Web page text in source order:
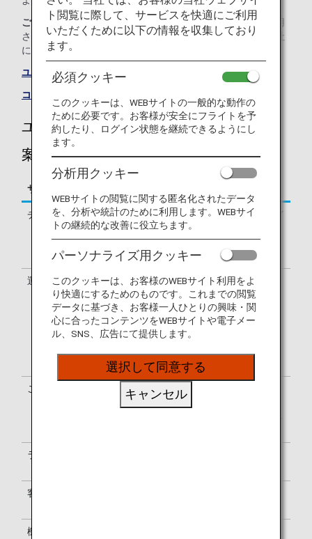
ご注意コードシェア便は通例、運航会社の規約や条件が適用
されます。詳細については、ご予約時、もしくは各運航会社
に直接お問い合わせください。
ユナイテッド航空のサイト
コードシェア便一覧
ユナイテッド航空（UA）のフライトのご
案内
サービス
チェックイン
ユナイテッド航空（UA）のチェックイ
ンカウンターでの手続きとなります。
出発ターミナルはお客様のeチケット
でご確認ください。
運航会社
ユナイテッドエクスプレスとして運航
する下記の航空会社の場合もありま
す。
ゴー・ジェット / メサ航空 / スカイウ
ェスト / リパブリック航空
便と異なる場合があります。
ご利用便名の確認
搭乗券はユナイテッド航空便名（UA）
で表示されます。空港内の案内表示
ラウンジのご利用
客室乗務員
機内サービス
ト閲覧に際して、サービスを快適にご利用
いただくために以下の情報を収集しており
ます。
必須クッキー
このクッキーは、WEBサイトの一般的な動作の
ために必要です。お客様が安全にフライトを予
約したり、ログイン状態を継続できるようにし
ます。
分析用クッキー
WEBサイトの閲覧に関する匿名化されたデータ
を、分析や統計のために利用します。WEBサイ
トの継続的な改善に役立ちます。
パーソナライズ用クッキー
このクッキーは、お客様のWEBサイト利用をよ
り快適にするためのものです。これまでの閲覧
データに基づき、お客様一人ひとりの興味・関
心に合ったコンテンツをWEBサイトや電子メー
ル、SNS、広告にて提供します。
選択して同意する
キャンセル